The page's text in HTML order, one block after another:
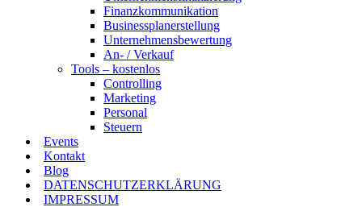
Finanzkommunikation
Businessplanerstellung
Unternehmensbewertung
An- / Verkauf
Tools – kostenlos
Controlling
Marketing
Personal
Steuern
Events
Kontakt
Blog
DATENSCHUTZERKLÄRUNG
IMPRESSUM